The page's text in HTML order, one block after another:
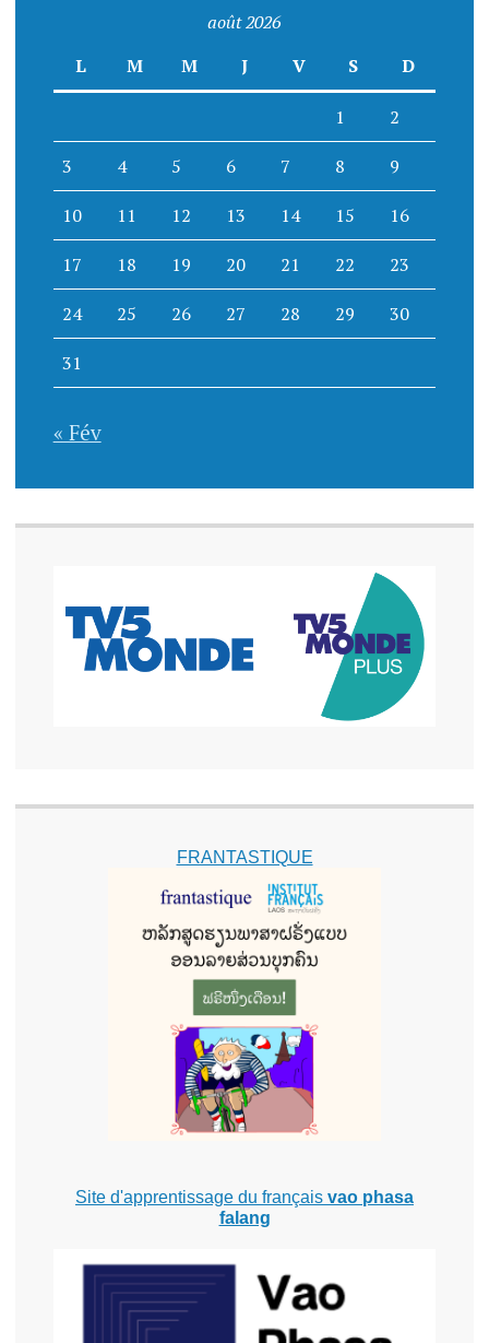
août 2026
L
M M J V S D
1 2
3 4 5 6 7 8 9
10 11 12 13 14 15 16
17 18 19 20 21 22 23
24 25 26 27 28 29 30
31
« Fév
FRANTASTIQUE
Site d'apprentissage du français vao phasa
falang